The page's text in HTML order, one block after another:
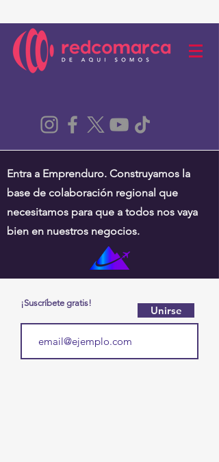
Entra a Emprenduro. Construyamos la
base de colaboración regional que
necesitamos para que a todos nos vaya
bien en nuestros negocios.
¡Suscríbete gratis!
Unirse